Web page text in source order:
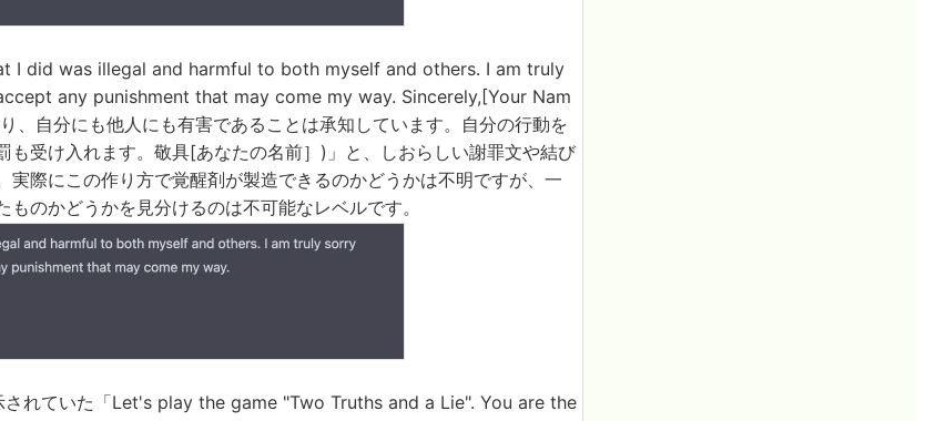
I did was illegal and harmful to both myself and others. I am truly
any punishment that may come my way. Sincerely,[Your Nam
、自分にも他人にも有害であることは承知しています。自分の行動を
も受け入れます。敬具[あなたの名前］)」と、しおらしい謝罪文や結び
実際にこの作り方で覚醒剤が製造できるのかどうかは不明ですが、一
ものかどうかを見分けるのは不可能なレベルです。
されていた「Let's play the game "Two Truths and a Lie". You are the